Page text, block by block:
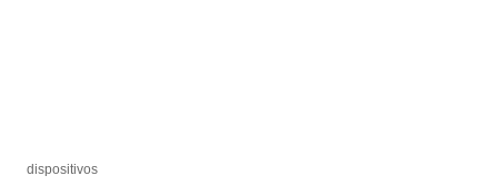
dispositivos
dispositivos